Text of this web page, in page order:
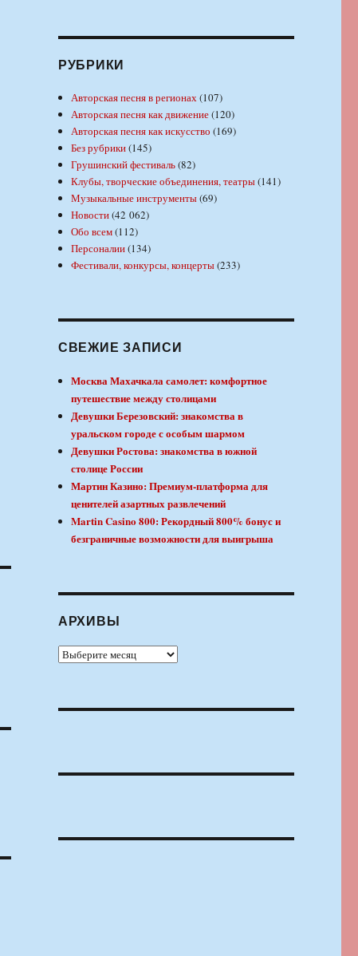
РУБРИКИ
Авторская песня в регионах(107)
Авторская песня как движение(120)
Авторская песня как искусство (169)
Без рубрики(145)
Грушинский фестиваль(82)
Клубы, творческие объединения, театры(141)
Музыкальные инструменты(69)
Новости(42 062)
Обо всем(112)
Персоналии(134)
Фестивали, конкурсы, концерты(233)
СВЕЖИЕ ЗАПИСИ
Москва Махачкала самолет: комфортное
путешествие между столицами
Девушки Березовский: знакомства в
уральском городе с особым шармом
Девушки Ростова: знакомства в южной
столице России
Мартин Казино: Премиум-платформа для
ценителей азартных развлечений
Martin Casino 800: Рекордный 800% бонус и
безграничные возможности для выигрыша
АРХИВЫ
Архивы